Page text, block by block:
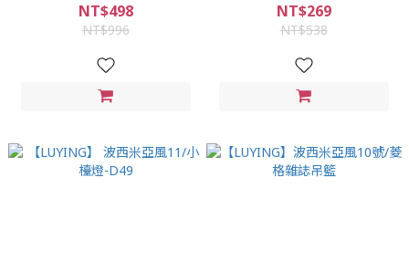
NT$498
NT$996
NT$269
NT$538